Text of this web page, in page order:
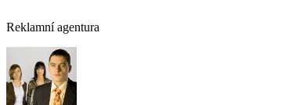
Reklamní agentura